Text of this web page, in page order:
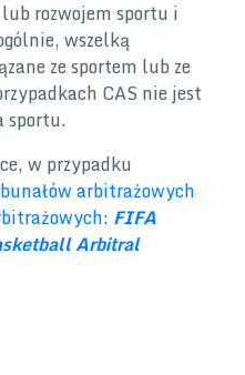
rozwojem sportu i
wszelką
ze sportem lub ze
CAS nie jest
sportu.
w przypadku
arbitrażowych
FIFA
Arbitral